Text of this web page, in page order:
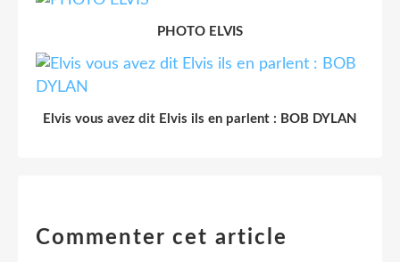
PHOTO ELVIS
Elvis vous avez dit Elvis ils en parlent : BOB DYLAN
Commenter cet article